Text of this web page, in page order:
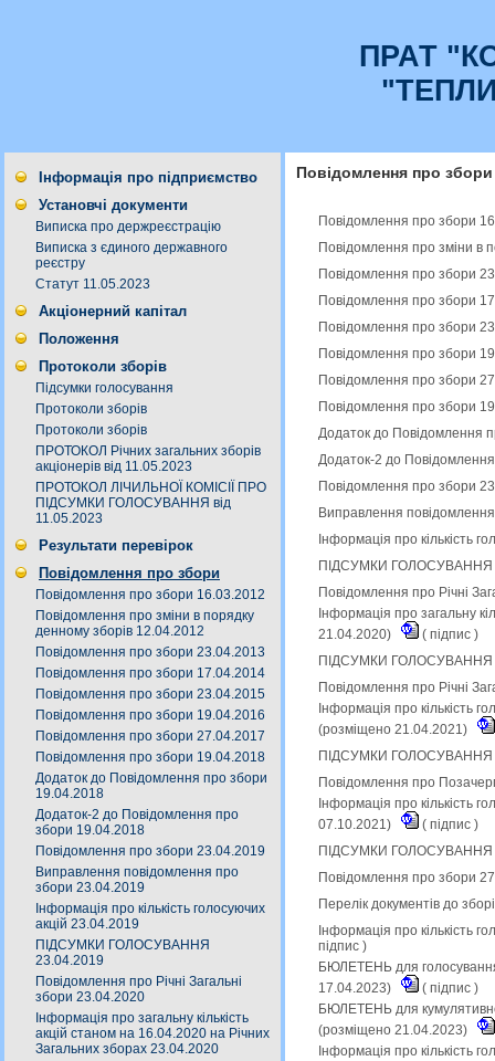
ПРАТ
Інформація про підприємство
Установчі документи
Виписка про держреєстрацію
Виписка з єдиного державного
реєстру
Статут 11.05.2023
Акціонерний капітал
Положення
Протоколи зборів
Підсумки голосування
Протоколи зборів
Протоколи зборів
ПРОТОКОЛ Річних загальних зборів
акціонерів від 11.05.2023
ПРОТОКОЛ ЛІЧИЛЬНОЇ КОМІСІЇ ПРО
ПІДСУМКИ ГОЛОСУВАННЯ від
11.05.2023
Результати перевірок
Повідомлення про збори
Повідомлення про збори 16.03.2012
Повідомлення про зміни в порядку
денному зборів 12.04.2012
Повідомлення про збори 23.04.2013
Повідомлення про збори 17.04.2014
Повідомлення про збори 23.04.2015
Повідомлення про збори 19.04.2016
Повідомлення про збори 27.04.2017
Повідомлення про збори 19.04.2018
Додаток до Повідомлення про збори
19.04.2018
Додаток-2 до Повідомлення про
збори 19.04.2018
Повідомлення про збори 23.04.2019
Виправлення повідомлення про
збори 23.04.2019
Інформація про кількість голосуючих
акцій 23.04.2019
ПІДСУМКИ ГОЛОСУВАННЯ
23.04.2019
Повідомлення про Річні Загальні
збори 23.04.2020
Інформація про загальну кількість
акцій станом на 16.04.2020 на Річних
Загальних зборах 23.04.2020
Повідомлення про збори
Повідомлення про збори
Повідомлення про зміни в
Повідомлення про збори
Повідомлення про збори
Повідомлення про збори
Повідомлення про збори
Повідомлення про збори
Повідомлення про збори
Додаток до Повідомлення
Додаток-2 до
Повідомлення про збори
Виправлення
Інформація про кількість
ПІДСУМКИ ГОЛОСУВАННЯ
Повідомлення про Річні
Інформація про загальну
21.04.2020)
( підпис )
ПІДСУМКИ ГОЛОСУВАННЯ
Повідомлення про Річні
Інформація про кількість
(розміщено 21.04.2021)
ПІДСУМКИ ГОЛОСУВАННЯ
Повідомлення про
Інформація про кількість
07.10.2021)
( підпис )
ПІДСУМКИ ГОЛОСУВАННЯ
Повідомлення про збори
Перелік документів до
Інформація про кількість
підпис )
БЮЛЕТЕНЬ для голосування
17.04.2023)
( підпис )
БЮЛЕТЕНЬ для
(розміщено 21.04.2023)
Інформація про кількість